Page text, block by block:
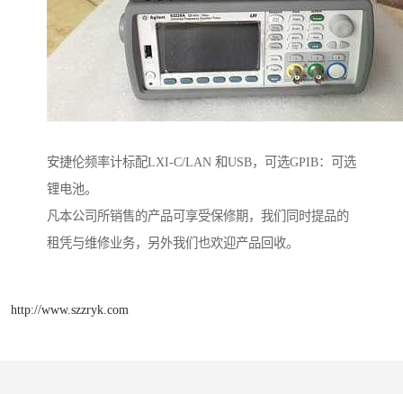
安捷伦频率计标配LXI-C/LAN 和USB，可选GPIB：可选
锂电池。
凡本公司所销售的产品可享受保修期，我们同时提品的
租凭与维修业务，另外我们也欢迎产品回收。
http://www.szzryk.com